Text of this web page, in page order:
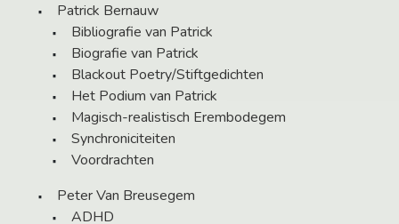
Patrick Bernauw
Bibliografie van Patrick
Biografie van Patrick
Blackout Poetry/Stiftgedichten
Het Podium van Patrick
Magisch-realistisch Erembodegem
Synchroniciteiten
Voordrachten
Peter Van Breusegem
ADHD